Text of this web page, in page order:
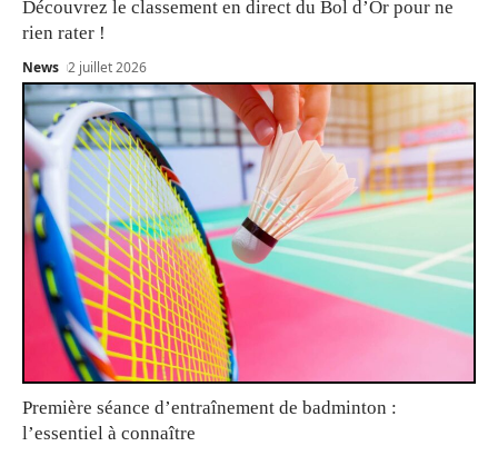
Découvrez le classement en direct du Bol d’Or pour ne
rien rater !
News 2 juillet 2026
Première séance d’entraînement de badminton :
l’essentiel à connaître